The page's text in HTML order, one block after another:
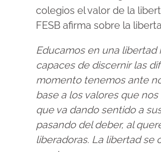
colegios el valor de la
FESB afirma sobre la
Educamos en una libertad
capaces de discernir las
momento tenemos ante
base a los valores que
que va dando sentido a
pasando del deber, al
liberadoras. La libertad se